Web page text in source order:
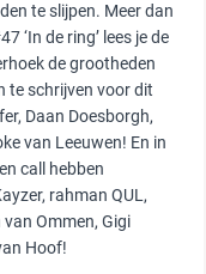
te slijpen. Meer dan
‘In de ring’ lees je de
de grootheden
te schrijven voor dit
Daan Doesborgh,
van Leeuwen! En in
call hebben
rahman QUL,
Ommen, Gigi
Hoof!